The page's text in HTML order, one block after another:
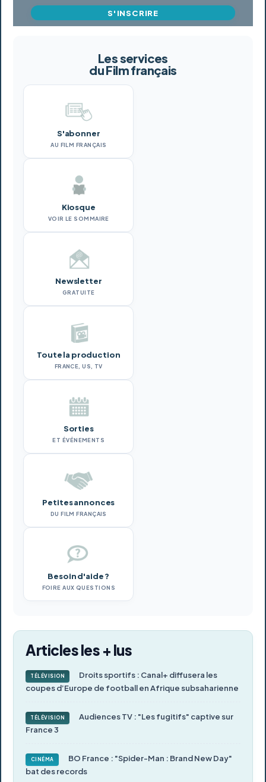
S'INSCRIRE
Les services
du Film français
S'abonner
AU FILM FRANÇAIS
Kiosque
VOIR LE SOMMAIRE
Newsletter
GRATUITE
Toute la production
FRANCE, US, TV
Sorties
ET ÉVÉNEMENTS
Petites annonces
DU FILM FRANÇAIS
Besoin d'aide ?
FOIRE AUX QUESTIONS
Articles les + lus
TÉLÉVISION
Droits sportifs : Canal+ diffusera les
coupes d’Europe de football en Afrique subsaharienne
TÉLÉVISION
Audiences TV : "Les fugitifs" captive sur
France 3
CINÉMA
BO France : "Spider-Man : Brand New Day"
bat des records